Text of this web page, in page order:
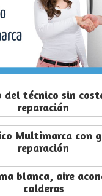
del técnico sin
reparación
Multimarca con
reparación
blanca, aire
calderas